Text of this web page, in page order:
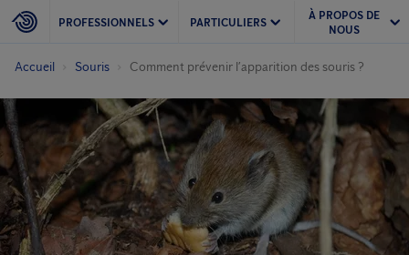
PROFESSIONNELS PARTICULIERS
À PROPOS DE
NOUS
Accueil Souris Comment prévenir l’apparition des souris ?